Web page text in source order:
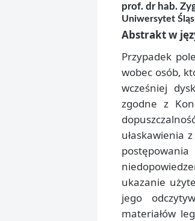
prof. dr hab.
Uniwersytet
Abstrakt w
Przypadek
wobec osób,
wcześniej
zgodne z
ułaskawienia
ukazanie
jego
materiałów